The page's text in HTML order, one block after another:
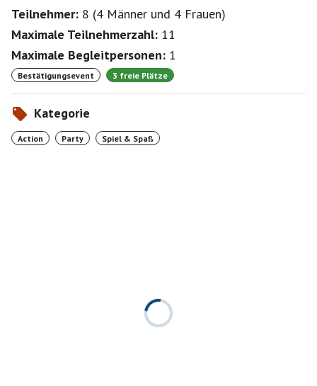
Teilnehmer: 8 (4 Männer und 4 Frauen)
Maximale Teilnehmerzahl: 11
Maximale Begleitpersonen: 1
Bestätigungsevent 3 freie Plätze
Kategorie
Action Party Spiel & Spaß